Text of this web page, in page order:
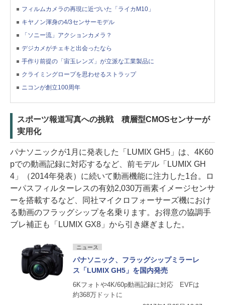
フィルムカメラの再現に近づいた「ライカM10」
キヤノン渾身の4/3センサーモデル
「ソニー流」アクションカメラ？
デジカメがチェキと出会ったなら
手作り前提の「宙玉レンズ」が立派な工業製品に
クライミングロープを思わせるストラップ
ニコンが創立100周年
スポーツ報道写真への挑戦 積層型CMOSセンサーが
実用化
パナソニックが1月に発表した「LUMIX GH5」は、4K60
pでの動画記録に対応するなど、前モデル「LUMIX GH
4」（2014年発表）に続いて動画機能に注力した1台。ロ
ーパスフィルターレスの有効2,030万画素イメージセンサ
ーを搭載するなど、同社マイクロフォーサーズ機におけ
る動画のフラッグシップを名乗ります。お得意の協調手
ブレ補正も「LUMIX GX8」から引き継ぎました。
ニュース
パナソニック、フラッグシップミラーレ
ス「LUMIX GH5」を国内発売
6Kフォトや4K/60p動画記録に対応 EVFは
約368万ドットに